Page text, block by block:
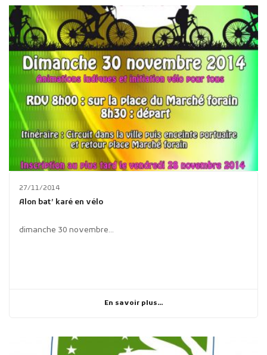
27/11/2014
Alon bat’ karé en vélo
dimanche 30 novembre...
En savoir plus...